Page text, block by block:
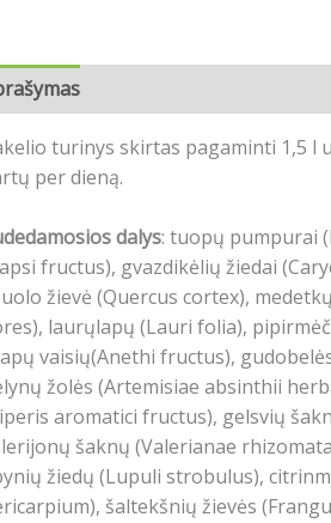
turinys skirtas pagaminti 1,5 l
per dieną.
dalys: tuopų pumpurai
fructus), gvazdikėlių žiedai
žievė (Quercus cortex),
laurųlapų (Lauri folia),
vaisių(Anethi fructus),
žolės (Artemisiae absinthii
aromatici fructus), gelsvių
šaknų (Valerianae
žiedų (Lupuli strobulus),
šaltekšnių žievės